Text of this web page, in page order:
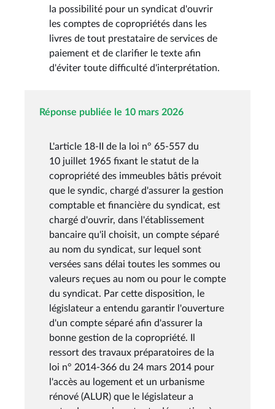
la possibilité pour un syndicat d'ouvrir
les comptes de copropriétés dans les
livres de tout prestataire de services de
paiement et de clarifier le texte afin
d'éviter toute difficulté d'interprétation.
Réponse publiée le 10 mars 2026
L'article 18-II de la loi n° 65-557 du
10 juillet 1965 fixant le statut de la
copropriété des immeubles bâtis prévoit
que le syndic, chargé d'assurer la gestion
comptable et financière du syndicat, est
chargé d'ouvrir, dans l'établissement
bancaire qu'il choisit, un compte séparé
au nom du syndicat, sur lequel sont
versées sans délai toutes les sommes ou
valeurs reçues au nom ou pour le compte
du syndicat. Par cette disposition, le
législateur a entendu garantir l'ouverture
d'un compte séparé afin d'assurer la
bonne gestion de la copropriété. Il
ressort des travaux préparatoires de la
loi n° 2014-366 du 24 mars 2014 pour
l'accès au logement et un urbanisme
rénové (ALUR) que le législateur a